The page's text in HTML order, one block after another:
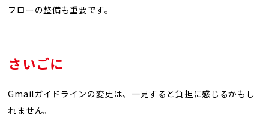
フローの整備も重要です。
さいごに
Gmailガイドラインの変更は、一見すると負担に感じるかもし
れません。